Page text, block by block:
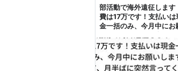
部活動で海外遠征します
費は17万です！支払いは
金一括のみ、今月中にお
言ってくる娘の部活こわ
17万って大卒初任給の手
り額だぞ。